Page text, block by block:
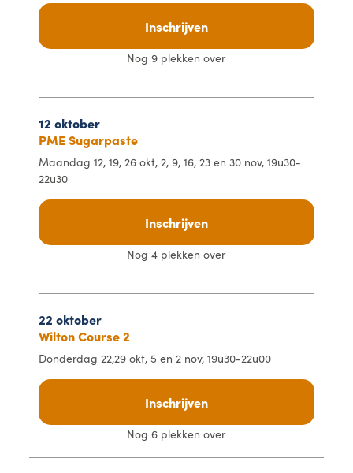
Inschrijven
Nog 9 plekken over
12 oktober
PME Sugarpaste
Maandag 12, 19, 26 okt, 2, 9, 16, 23 en 30 nov, 19u30-
22u30
Inschrijven
Nog 4 plekken over
22 oktober
Wilton Course 2
Donderdag 22,29 okt, 5 en 2 nov, 19u30-22u00
Inschrijven
Nog 6 plekken over